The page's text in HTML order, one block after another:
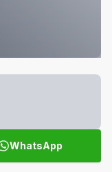
WhatsApp